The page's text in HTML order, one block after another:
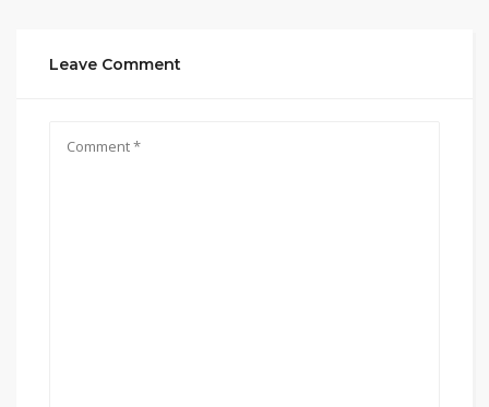
Leave Comment